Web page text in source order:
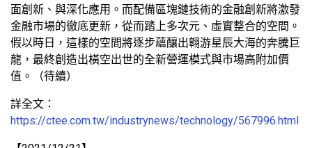
面創新、與深化應用。而配備區塊鏈技術的金融創新將激發
金融市場的徹底更新，從而踏上多次元、虛實整合的空間。
假以時日，這樣的空間將逐步蘊釀出翱游星辰大海的奔騰巨
龍，最終創造出橫空出世的全新營運模式與市場高附加價
值。（待續）
詳全文：
https://ctee.com.tw/industrynews/technology/567996.html